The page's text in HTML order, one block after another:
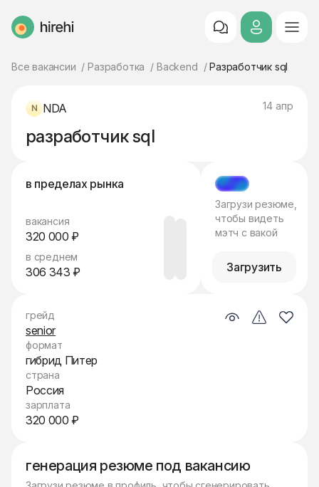
HireHi
Все вакансии Разработка Backend Разработчик sql
NDA 14 апр
разработчик sql
в пределах рынка
вакансия
320 000 ₽
в среднем
306 343 ₽
МЭТЧ
Загрузи резюме,
чтобы видеть
мэтч с вакой
Загрузить
генерация резюме под вакансию
грейд
senior
формат
гибрид Питер
страна
Россия
зарплата
320 000 ₽